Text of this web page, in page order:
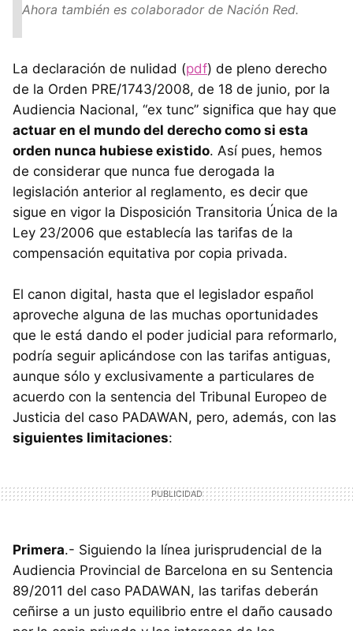
Ahora también es colaborador de Nación Red.
La declaración de nulidad (pdf) de pleno derecho
de la Orden PRE/1743/2008, de 18 de junio, por la
Audiencia Nacional, “ex tunc” significa que hay que
actuar en el mundo del derecho como si esta
orden nunca hubiese existido. Así pues, hemos
de considerar que nunca fue derogada la
legislación anterior al reglamento, es decir que
sigue en vigor la Disposición Transitoria Única de la
Ley 23/2006 que establecía las tarifas de la
compensación equitativa por copia privada.
El canon digital, hasta que el legislador español
aproveche alguna de las muchas oportunidades
que le está dando el poder judicial para reformarlo,
podría seguir aplicándose con las tarifas antiguas,
aunque sólo y exclusivamente a particulares de
acuerdo con la sentencia del Tribunal Europeo de
Justicia del caso PADAWAN, pero, además, con las
siguientes limitaciones:
Primera.- Siguiendo la línea jurisprudencial de la
Audiencia Provincial de Barcelona en su Sentencia
89/2011 del caso PADAWAN, las tarifas deberán
ceñirse a un justo equilibrio entre el daño causado